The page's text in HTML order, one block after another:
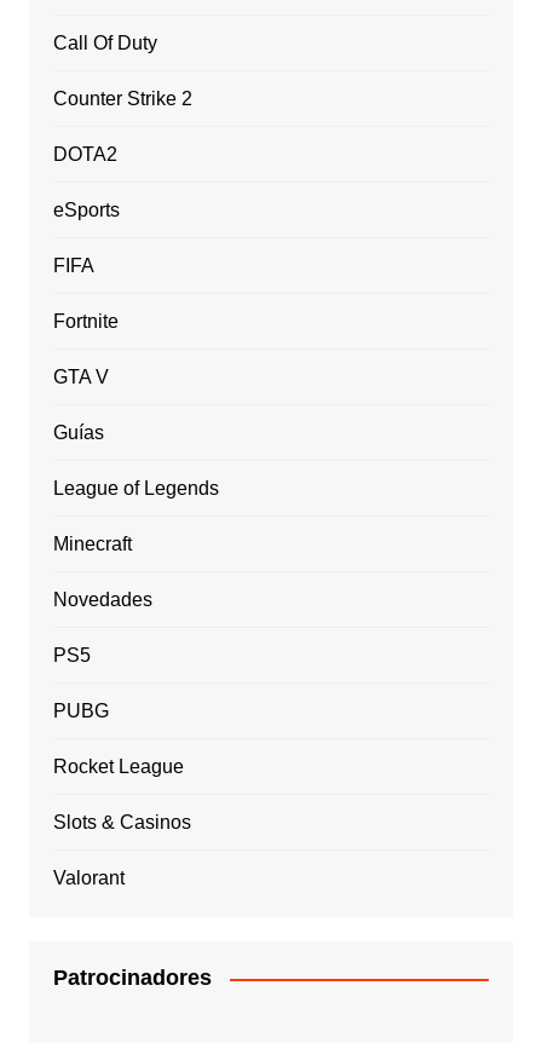
Call Of Duty
Counter Strike 2
DOTA2
eSports
FIFA
Fortnite
GTA V
Guías
League of Legends
Minecraft
Novedades
PS5
PUBG
Rocket League
Slots & Casinos
Valorant
Patrocinadores